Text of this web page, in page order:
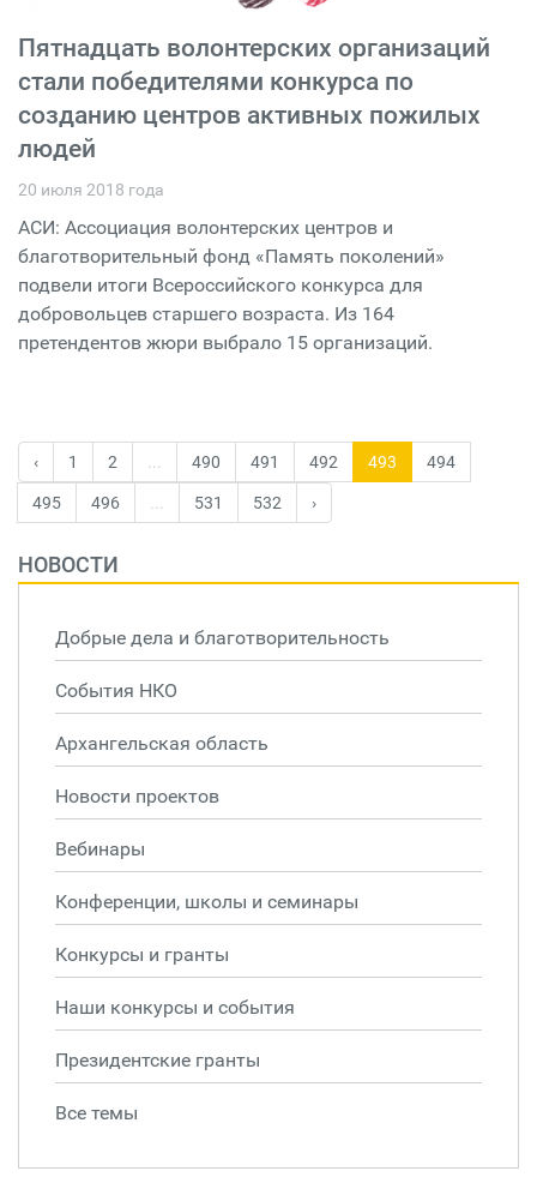
Пятнадцать волонтерских организаций
стали победителями конкурса по
созданию центров активных пожилых
людей
20 июля 2018 года
АСИ: Ассоциация волонтерских центров и
благотворительный фонд «Память поколений»
подвели итоги Всероссийского конкурса для
добровольцев старшего возраста. Из 164
претендентов жюри выбрало 15 организаций.
‹ 1 2 490 491 492 493 494
495 496 531 532 ›
НОВОСТИ
Добрые дела и благотворительность
События НКО
Архангельская область
Новости проектов
Вебинары
Конференции, школы и семинары
Конкурсы и гранты
Наши конкурсы и события
Президентские гранты
Все темы